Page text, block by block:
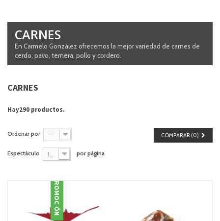
CARNES
En Carmelo González ofrecemos la mejor variedad de carnes de
cerdo, pavo, ternera, pollo y cordero.
CARNES
Hay290 productos.
COMPARAR (0)
Ordenar por --
Espectáculo por página
PROMOCIÓN